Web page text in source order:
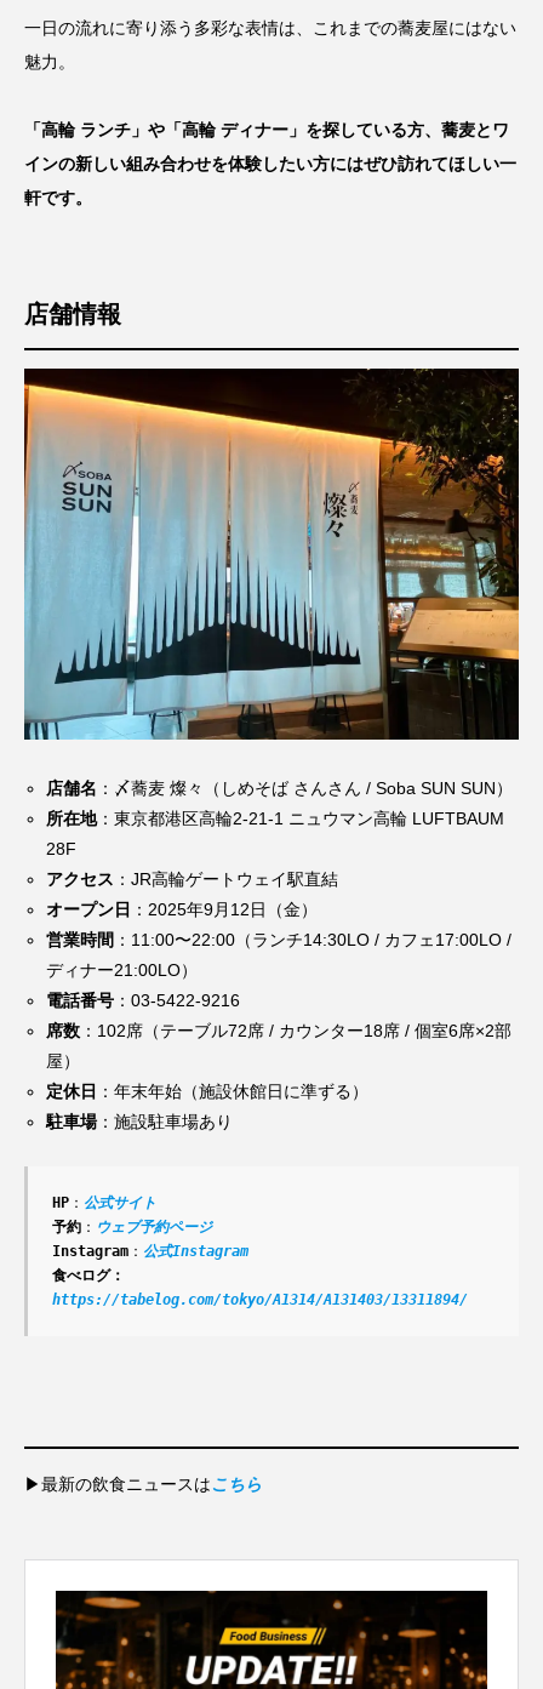
一日の流れに寄り添う多彩な表情は、これまでの蕎麦屋にはない
魅力。
「高輪 ランチ」や「高輪 ディナー」を探している方、蕎麦とワ
インの新しい組み合わせを体験したい方にはぜひ訪れてほしい一
軒です。
店舗情報
店舗名 ：〆蕎麦 燦々（しめそば さんさん / Soba SUN SUN）
所在地：東京都港区高輪2-21-1 ニュウマン高輪 LUFTBAUM
28F
アクセス ：JR高輪ゲートウェイ駅直結
オープン日 ：2025年9月12日（金）
営業時間 ：11:00〜22:00（ランチ14:30LO / カフェ17:00LO /
ディナー21:00LO）
電話番号 ：03-5422-9216
席数 ：102席（テーブル72席 / カウンター18席 / 個室6席×2部
屋）
定休日 ：年末年始（施設休館日に準ずる）
駐車場：施設駐車場あり
HP ： 公式サイト
予約 ： ウェブ予約ページ
Instagram ： 公式Instagram
食べログ：
https://tabelog.com/tokyo/A1314/A131403/13311894/
▶最新の飲食ニュースはこちら